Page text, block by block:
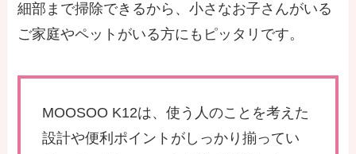
細部まで掃除できるから、小さなお子さんがいる
ご家庭やペットがいる方にもピッタリです。
MOOSOO K12は、使う人のことを考えた
設計や便利ポイントがしっかり揃ってい